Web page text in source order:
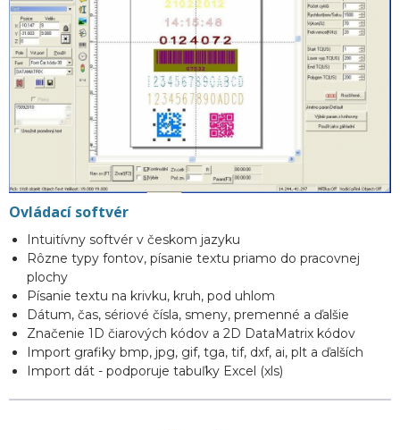
Ovládací softvér
Intuitívny softvér v českom jazyku
Rôzne typy fontov, písanie textu priamo do pracovnej
plochy
Písanie textu na krivku, kruh, pod uhlom
Dátum, čas, sériové čísla, smeny, premenné a ďalšie
Značenie 1D čiarových kódov a 2D DataMatrix kódov
Import grafiky bmp, jpg, gif, tga, tif, dxf, ai, plt a ďalších
Import dát - podporuje tabuľky Excel (xls)